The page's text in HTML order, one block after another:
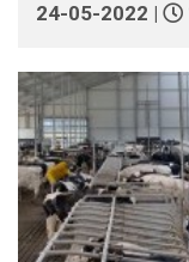
24-05-2022 |